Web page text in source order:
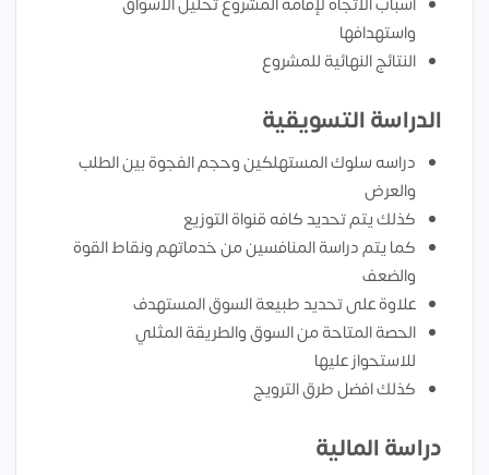
واستهدافها
النتائج النهائية للمشروع
الدراسة التسويقية
دراسه سلوك المستهلكين وحجم الفجوة بين الطلب
والعرض
كذلك يتم تحديد كافه قنواة التوزيع
كما يتم دراسة المنافسين من خدماتهم ونقاط القوة
والضعف
علاوة على تحديد طبيعة السوق المستهدف
الحصة المتاحة من السوق والطريقة المثلي
للاستحواز عليها
كذلك افضل طرق الترويج
دراسة المالية